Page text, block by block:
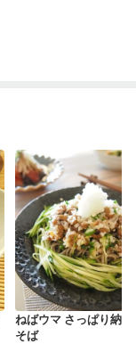
ねばウマ さっぱり納豆
そば